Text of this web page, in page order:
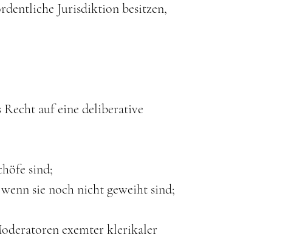
Jurisdiktion besitzen,
Recht auf eine deliberative
sind;
sie noch nicht geweiht sind;
exemter klerikaler